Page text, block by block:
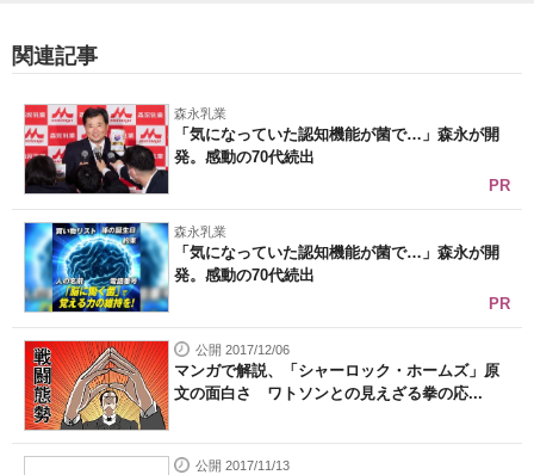
関連記事
森永乳業
「気になっていた認知機能が菌で…」森永が開
発。感動の70代続出
PR
森永乳業
「気になっていた認知機能が菌で…」森永が開
発。感動の70代続出
PR
公開 2017/12/06
マンガで解説、「シャーロック・ホームズ」原
文の面白さ ワトソンとの見えざる拳の応...
公開 2017/11/13